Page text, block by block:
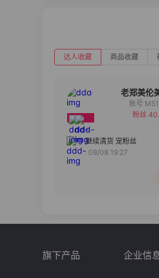
达人收藏 商品收藏
老郑美伦
备
账号
粉丝
继续清货 宠粉丝
08/08 19:27
旗下产品 企业信